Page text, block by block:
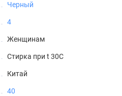
Черный
4
Женщинам
Стирка при t 30С
Китай
40